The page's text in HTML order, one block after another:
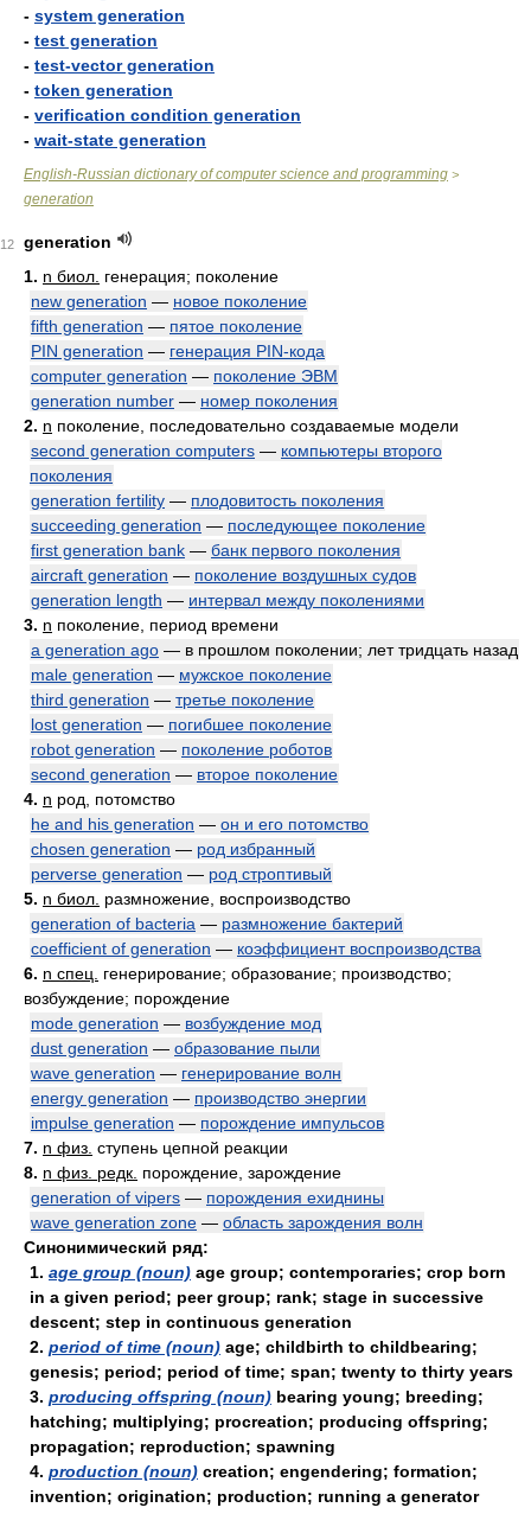
- system generation
- test generation
- test-vector generation
- token generation
- verification condition generation
- wait-state generation
English-Russian dictionary of computer science and programming >
generation
12
generation
1. n биол. генерация; поколение
new generation — новое поколение
fifth generation — пятое поколение
PIN generation — генерация PIN-кода
computer generation — поколение ЭВМ
generation number — номер поколения
2. n поколение, последовательно создаваемые модели
second generation computers — компьютеры второго
поколения
generation fertility — плодовитость поколения
succeeding generation — последующее поколение
first generation bank — банк первого поколения
aircraft generation — поколение воздушных судов
generation length — интервал между поколениями
3. n поколение, период времени
a generation ago — в прошлом поколении; лет тридцать назад
male generation — мужское поколение
third generation — третье поколение
lost generation — погибшее поколение
robot generation — поколение роботов
second generation — второе поколение
4. n род, потомство
he and his generation — он и его потомство
chosen generation — род избранный
perverse generation — род строптивый
5. n биол. размножение, воспроизводство
generation of bacteria — размножение бактерий
coefficient of generation — коэффициент воспроизводства
6. n спец.
генерирование; образование; производство;
возбуждение; порождение
mode generation — возбуждение мод
dust generation — образование пыли
wave generation — генерирование волн
energy generation — производство энергии
impulse generation — порождение импульсов
7. n физ. ступень цепной реакции
8. n физ. редк. порождение, зарождение
generation of vipers — порождения ехиднины
wave generation zone — область зарождения волн
Синонимический ряд:
1. age group (noun) age group; contemporaries; crop born
in a given period; peer group; rank; stage in successive
descent; step in continuous generation
2. period of time (noun) age; childbirth to childbearing;
genesis; period; period of time; span; twenty to thirty years
3. producing offspring (noun) bearing young; breeding;
hatching; multiplying; procreation; producing offspring;
propagation; reproduction; spawning
4. production (noun) creation; engendering; formation;
invention; origination; production; running a generator